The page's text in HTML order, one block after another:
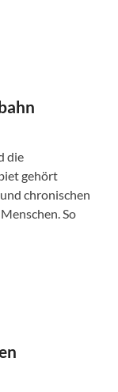
die
gehört
chronischen
So